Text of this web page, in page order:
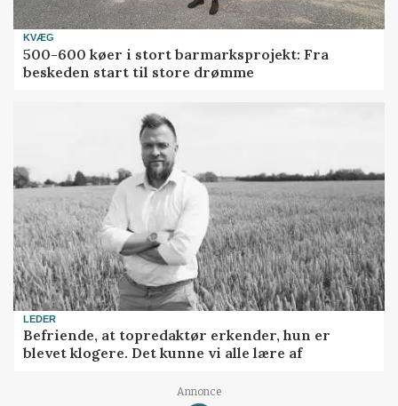
KVÆG
500-600 køer i stort barmarksprojekt: Fra
beskeden start til store drømme
LEDER
Befriende, at topredaktør erkender, hun er
blevet klogere. Det kunne vi alle lære af
Annonce